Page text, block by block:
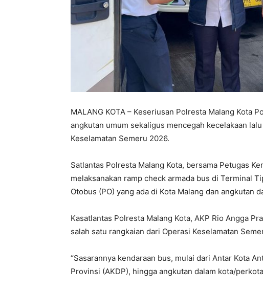
MALANG KOTA – Keseriusan Polresta Malang Kota
angkutan umum sekaligus mencegah kecelakaan
Keselamatan Semeru 2026.
Satlantas Polresta Malang Kota, bersama Petugas
melaksanakan ramp check armada bus di Terminal
Otobus (PO) yang ada di Kota Malang dan angkutan
Kasatlantas Polresta Malang Kota, AKP Rio Angga
salah satu rangkaian dari Operasi Keselamatan
“Sasarannya kendaraan bus, mulai dari Antar Kota
Provinsi (AKDP), hingga angkutan dalam kota/